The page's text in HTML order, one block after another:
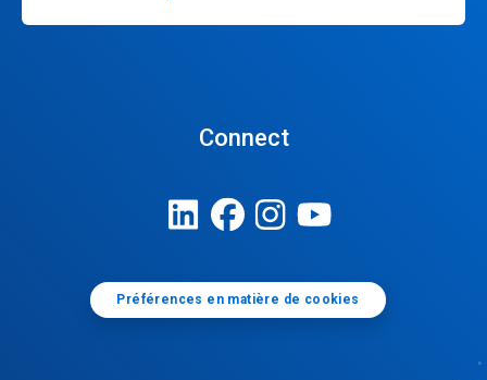
Connect
Préférences en matière de cookies